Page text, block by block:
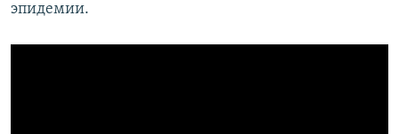
эпидемии.